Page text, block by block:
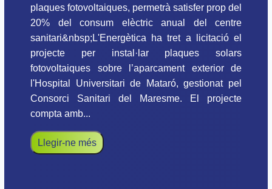
plaques fotovoltaiques, permetrà satisfer prop del
20% del consum elèctric anual del centre
sanitari&nbsp;L'Energètica ha tret a licitació el
projecte per instal·lar plaques solars
fotovoltaiques sobre l’aparcament exterior de
l'Hospital Universitari de Mataró, gestionat pel
Consorci Sanitari del Maresme. El projecte
compta amb...
Llegir-ne més